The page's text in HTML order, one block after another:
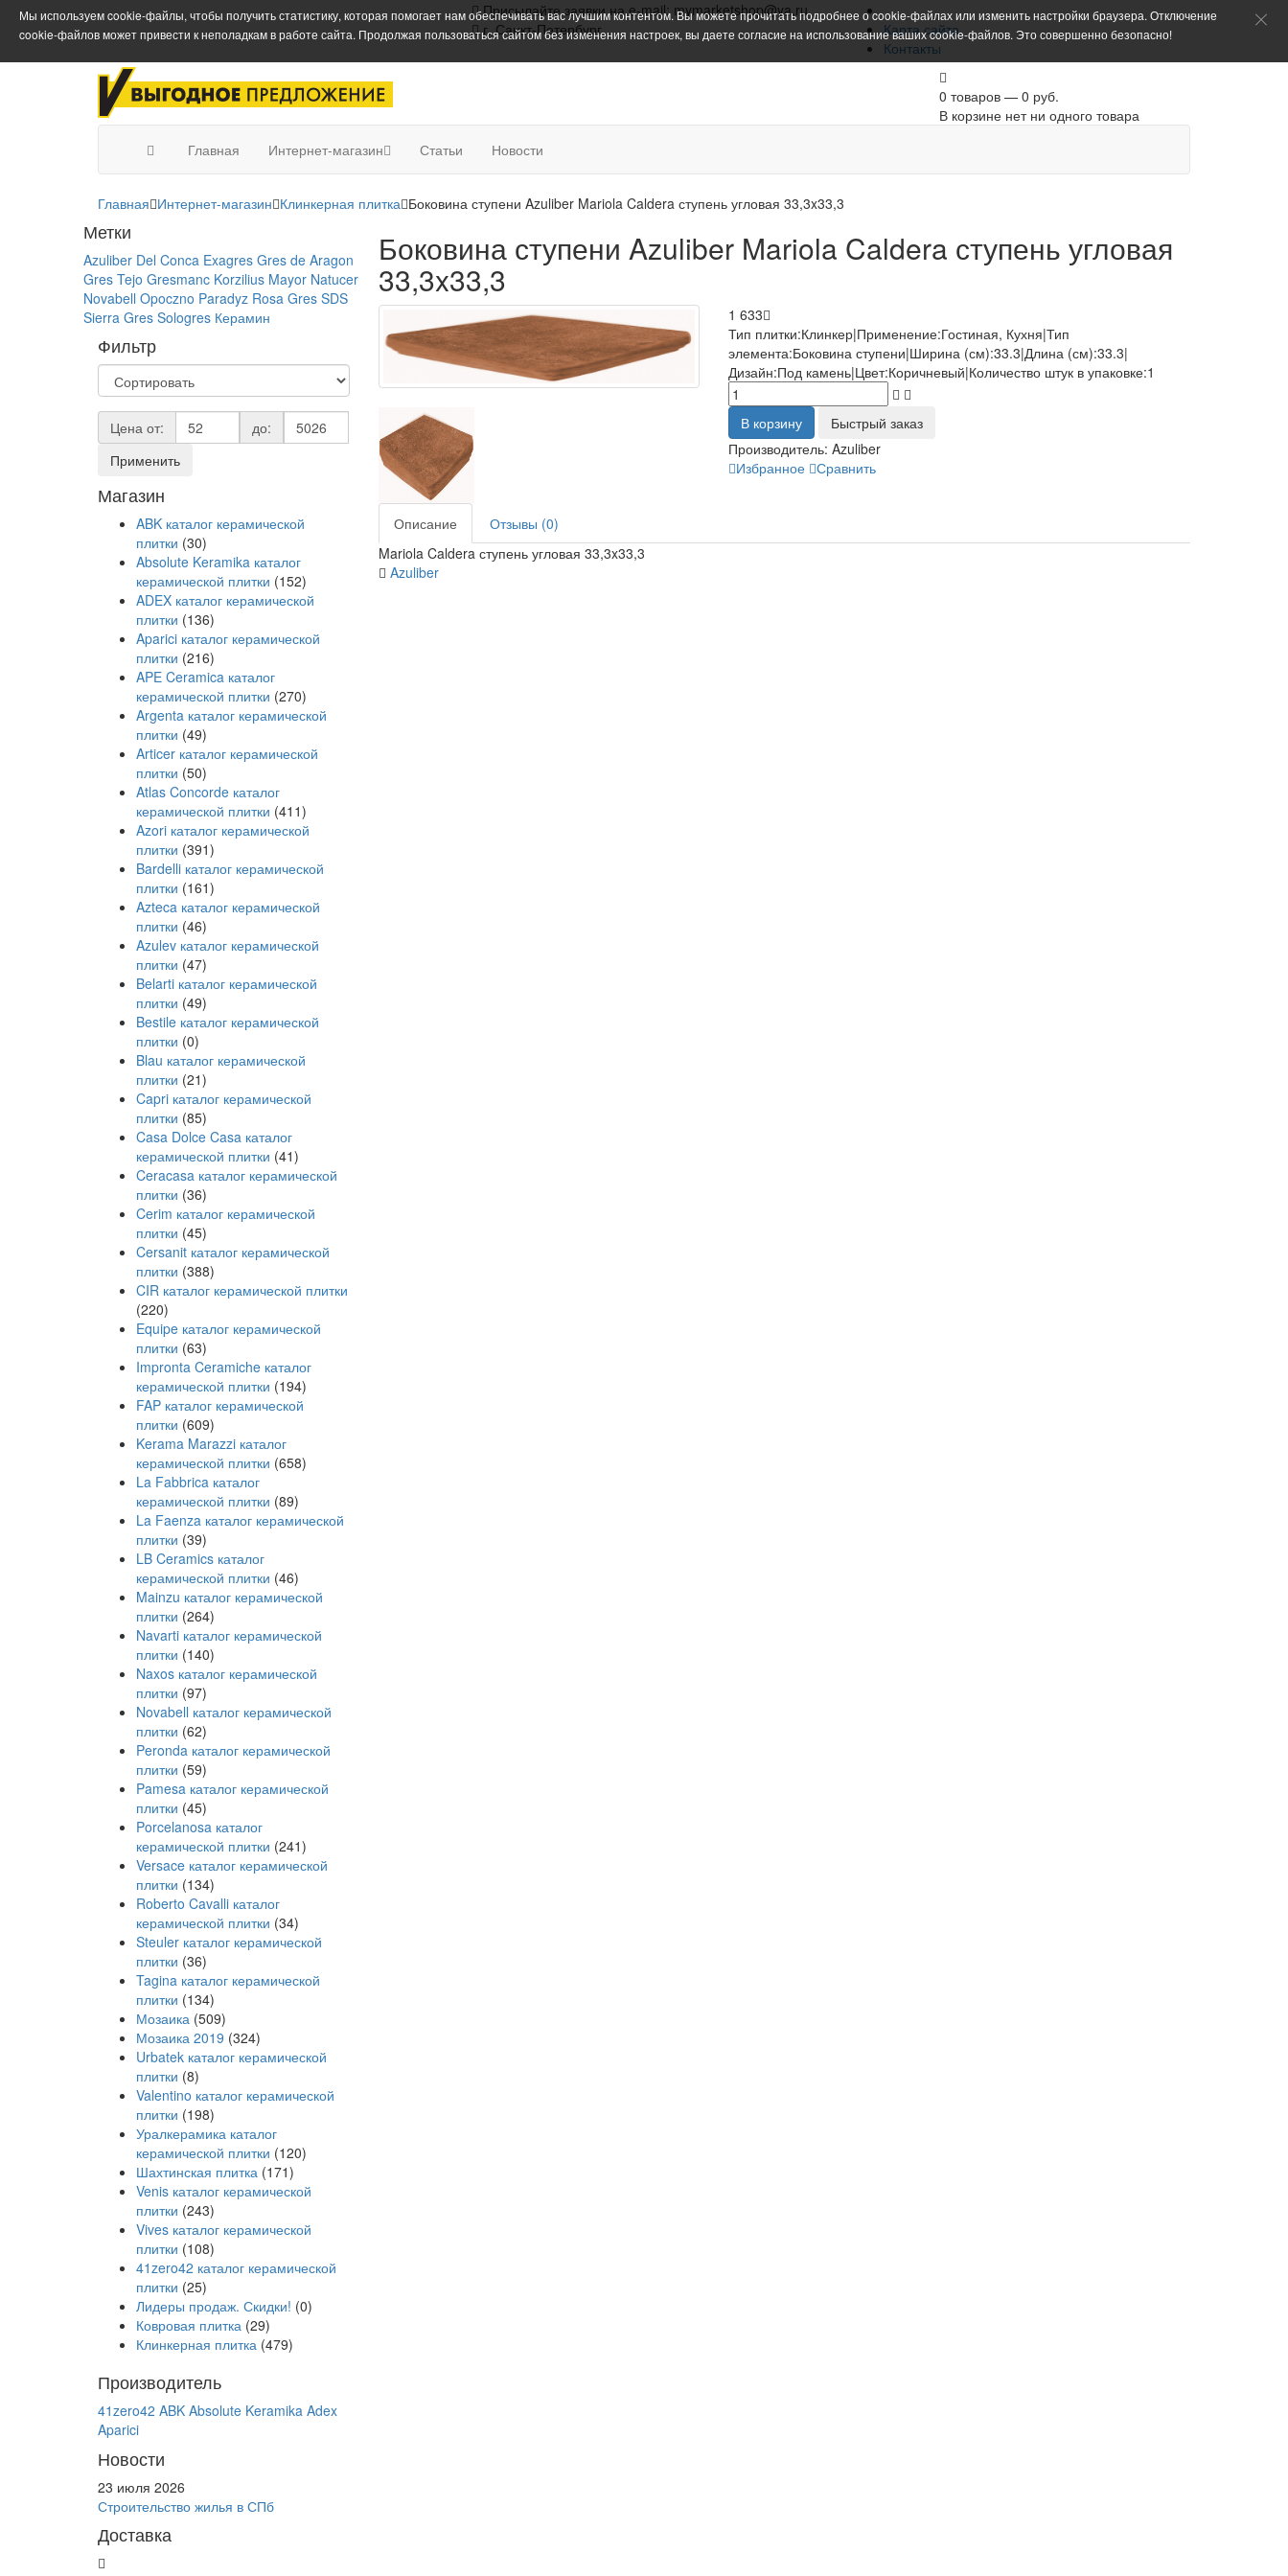
Присылайте заявки на e-mail: mymarketshop@ya.ru
г. Санкт-Петербург
Карта сайта
Контакты
0 товаров — 0 руб.
В корзине нет ни одного товара
Главная
Интернет-магазин Статьи Новости
Главная Интернет-магазин Клинкерная плитка Боковина ступени Azuliber Mariola Caldera ступень угловая 33,3x33,3
Метки
Azuliber Del Conca Exagres Gres de Aragon
Gres Tejo Gresmanc Korzilius Mayor Natucer
Novabell Opoczno Paradyz Rosa Gres SDS
Sierra Gres Sologres Керамин
Фильтр
Цена от:
до:
Применить
Магазин
ABK каталог керамической
плитки (30)
Absolute Keramika каталог
керамической плитки (152)
ADEX каталог керамической
плитки (136)
Aparici каталог керамической
плитки (216)
APE Ceramica каталог
керамической плитки (270)
Argenta каталог керамической
плитки (49)
Articer каталог керамической
плитки (50)
Atlas Concorde каталог
керамической плитки (411)
Azori каталог керамической
плитки (391)
Bardelli каталог керамической
плитки (161)
Azteca каталог керамической
плитки (46)
Azulev каталог керамической
плитки (47)
Belarti каталог керамической
плитки (49)
Bestile каталог керамической
плитки (0)
Blau каталог керамической
плитки (21)
Capri каталог керамической
плитки (85)
Casa Dolce Casa каталог
керамической плитки (41)
Ceracasa каталог керамической
плитки (36)
Cerim каталог керамической
плитки (45)
Cersanit каталог керамической
плитки (388)
CIR каталог керамической плитки
(220)
Equipe каталог керамической
плитки (63)
Impronta Ceramiche каталог
керамической плитки (194)
FAP каталог керамической
плитки (609)
Kerama Marazzi каталог
керамической плитки (658)
La Fabbrica каталог
керамической плитки (89)
La Faenza каталог керамической
плитки (39)
LB Ceramics каталог
керамической плитки (46)
Mainzu каталог керамической
плитки (264)
Navarti каталог керамической
плитки (140)
Naxos каталог керамической
плитки (97)
Novabell каталог керамической
плитки (62)
Peronda каталог керамической
плитки (59)
Pamesa каталог керамической
плитки (45)
Porcelanosa каталог
керамической плитки (241)
Versace каталог керамической
плитки (134)
Roberto Cavalli каталог
керамической плитки (34)
Steuler каталог керамической
плитки (36)
Tagina каталог керамической
плитки (134)
Мозаика (509)
Мозаика 2019 (324)
Urbatek каталог керамической
плитки (8)
Valentino каталог керамической
плитки (198)
Уралкерамика каталог
керамической плитки (120)
Шахтинская плитка (171)
Venis каталог керамической
плитки (243)
Vives каталог керамической
плитки (108)
41zero42 каталог керамической
плитки (25)
Лидеры продаж. Скидки! (0)
Ковровая плитка (29)
Клинкерная плитка (479)
Производитель
41zero42 ABK Absolute Keramika Adex
Aparici
Новости
23 июля 2026
Строительство жилья в СПб
Доставка
Боковина ступени Azuliber Mariola Caldera ступень угловая
33,3x33,3
1 633
Тип плитки:Клинкер|Применение:Гостиная, Кухня|Тип
элемента:Боковина ступени|Ширина (см):33.3|Длина (см):33.3|
Дизайн:Под камень|Цвет:Коричневый|Количество штук в упаковке:1
В корзину
Быстрый заказ
Производитель:Azuliber
Избранное
Сравнить
Описание
Отзывы (0)
Mariola Caldera ступень угловая 33,3x33,3
Azuliber
Мы используем cookie-файлы, чтобы получить статистику, которая помогает нам обеспечивать вас лучшим контентом. Вы можете прочитать подробнее о cookie-файлах или изменить настройки браузера. Отключение
cookie-файлов может привести к неполадкам в работе сайта. Продолжая пользоваться сайтом без изменения настроек, вы даете согласие на использование ваших cookie-файлов. Это совершенно безопасно!